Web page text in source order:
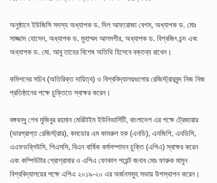
অনুষ্ঠানে ইউজিসি সদস্য অধ্যাপক ড. দিল আফরোজা বেগম, অধ্যাপক ড. মোঃ
সাজ্জাদ হোসেন, অধ্যাপক ড. মুহাম্মদ আলমগীর, অধ্যাপক ড. বিশ্বজিৎ চন্দ এবং
অধ্যাপক ড. মো. আবু তাহের বিশেষ অতিথি হিসেবে বক্তব্য রাখেন।
কমিশনের সচিব (অতিরিক্ত দায়িত্ব) ও বিশ্ববিদ্যালয়গুলোর রেজিস্ট্রারবৃন্দ নিজ নিজ
প্রতিষ্ঠানের পক্ষে চুক্তিতে স্বাক্ষর করেন।
বঙ্গবন্ধু শেখ মুজিবুর রহমান মেরিটাইম ইউনিভার্সিটি, বাংলাদেশ এর পক্ষে ট্রেজারার
(ভারপ্রাপ্ত রেজিস্ট্রার), কমডোর এম কামরুল হক (এনডি), এনজিপি, এনডিসি,
এএফডব্লিউসি, পিএসসি, বিএন বার্ষিক কর্মসম্পাদন চুক্তি (এপিএ) স্বাক্ষর করেন
এবং কম্পিউটার প্রোগ্রামার ও এপিএ ফোকাল পয়েন্ট জনাব মোঃ ফারুক মামুন
বিশ্ববিদ্যালয়ের পক্ষে এপিএ ২০১৯-২০ এর অর্জনসমুহ সভায় উপস্থাপন করেন।